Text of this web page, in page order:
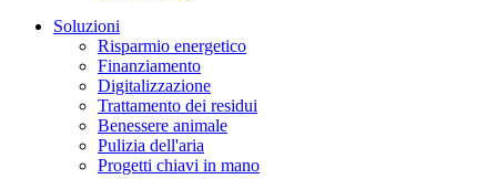
Soluzioni
Risparmio energetico
Finanziamento
Digitalizzazione
Trattamento dei residui
Benessere animale
Pulizia dell'aria
Progetti chiavi in mano